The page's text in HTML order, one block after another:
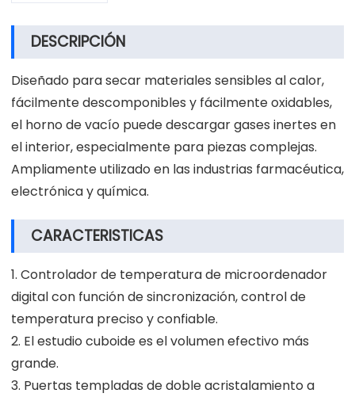
DESCRIPCIÓN
Diseñado para secar materiales sensibles al calor,
fácilmente descomponibles y fácilmente oxidables,
el horno de vacío puede descargar gases inertes en
el interior, especialmente para piezas complejas.
Ampliamente utilizado en las industrias farmacéutica,
electrónica y química.
CARACTERISTICAS
1. Controlador de temperatura de microordenador
digital con función de sincronización, control de
temperatura preciso y confiable.
2. El estudio cuboide es el volumen efectivo más
grande.
3. Puertas templadas de doble acristalamiento a